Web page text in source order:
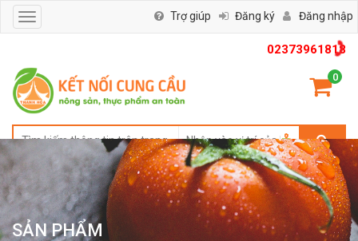
02373961818
0
Toggle
navigation
Trợ giúp Đăng ký Đăng nhập
SẢN PHẨM